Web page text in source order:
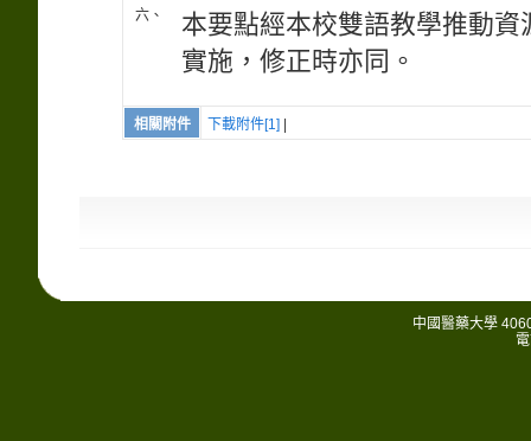
六、
本要點經本校雙語教學推動
實施，修正時亦同。
相關附件 下載附件[1]
中國醫藥大學